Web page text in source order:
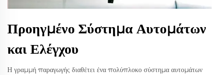
Προηγμένο Σύστημα Αυτομάτων
και Ελέγχου
Η γραμμή παραγωγής διαθέτει ένα πολύπλοκο σύστημα αυτομάτων